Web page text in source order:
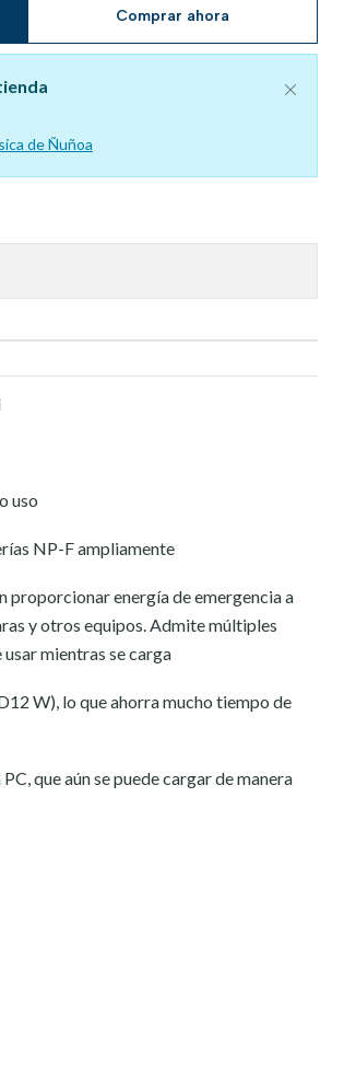
Comprar ahora
de Ñuñoa
uso
NP-F ampliamente
proporcionar energía de emergencia a
y otros equipos. Admite múltiples
mientras se carga
W), lo que ahorra mucho tiempo de
que aún se puede cargar de manera